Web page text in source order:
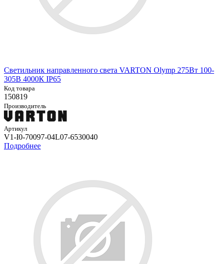
Светильник направленного света VARTON Olymp 275Вт 100-
305В 4000К IP65
Код товара
150819
Производитель
Артикул
V1-I0-70097-04L07-6530040
Подробнее